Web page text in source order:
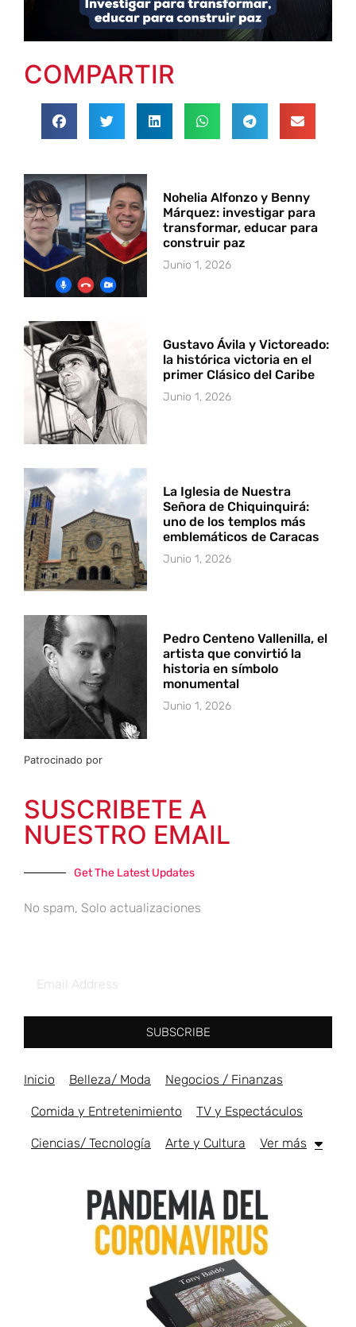
COMPARTIR
Nohelia Alfonzo y Benny
Márquez: investigar para
transformar, educar para
construir paz
Junio 1, 2026
Gustavo Ávila y Victoreado:
la histórica victoria en el
primer Clásico del Caribe
Junio 1, 2026
La Iglesia de Nuestra
Señora de Chiquinquirá:
uno de los templos más
emblemáticos de Caracas
Junio 1, 2026
Pedro Centeno Vallenilla, el
artista que convirtió la
historia en símbolo
monumental
Junio 1, 2026
Patrocinado por
SUSCRIBETE A
NUESTRO EMAIL
Get The Latest Updates
No spam, Solo actualizaciones
SUBSCRIBE
Inicio Belleza/ Moda Negocios / Finanzas
Comida y Entretenimiento TV y Espectáculos
Ciencias/ Tecnología Arte y Cultura Ver más